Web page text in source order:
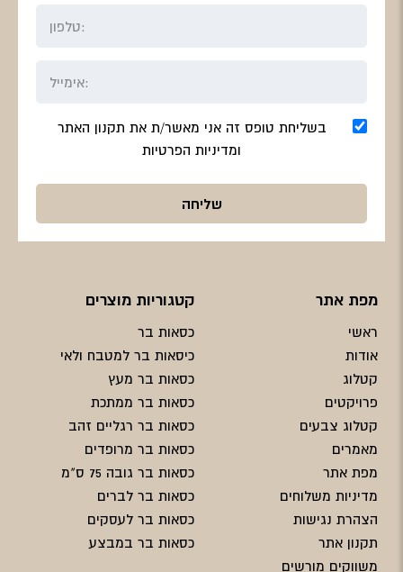
מפת אתר
ראשי
אודות
קטלוג
פרויקטים
קטלוג צבעים
מאמרים
מפת אתר
מדיניות משלוחים
הצהרת נגישות
תקנון אתר
משווקים מורשים
קטגוריות מוצרים
כסאות בר
כיסאות בר למטבח ולאי
כסאות בר מעץ
כסאות בר ממתכת
כסאות בר רגליים זהב
כסאות בר מרופדים
כסאות בר גובה 75 ס"מ
כסאות בר לברים
כסאות בר לעסקים
כסאות בר במבצע
בשליחת טופס זה אני מאשר/ת את תקנון האתר
ומדיניות הפרטיות